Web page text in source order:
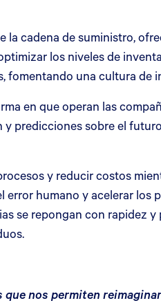
cadena de suministro,
los niveles de
fomentando una cultura de
en que operan las
sobre el
y reducir costos
humano y acelerar los
se repongan con rapidez
nos permiten